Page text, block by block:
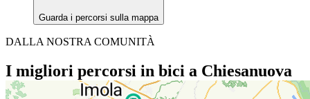
Guarda i percorsi sulla mappa
DALLA NOSTRA COMUNITÀ
I migliori percorsi in bici a Chiesanuova